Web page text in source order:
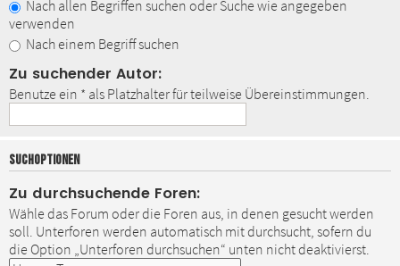
Nach allen Begriffen suchen oder Suche wie angegeben
verwenden
Nach einem Begriff suchen
Zu suchender Autor:
Benutze ein * als Platzhalter für teilweise Übereinstimmungen.
SUCHOPTIONEN
Zu durchsuchende Foren:
Wähle das Forum oder die Foren aus, in denen gesucht werden
soll. Unterforen werden automatisch mit durchsucht, sofern du
die Option „Unterforen durchsuchen“ unten nicht deaktivierst.